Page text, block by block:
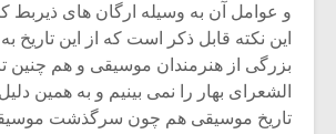
و عوامل آن به وسیله ارگان های ذیربط
این نکته قابل ذکر است که از این تاریخ
بزرگی از هنرمندان موسیقی و هم چنین
الشعرای بهار را نمی بینیم و به همین
تاریخ موسیقی هم چون سرگذشت